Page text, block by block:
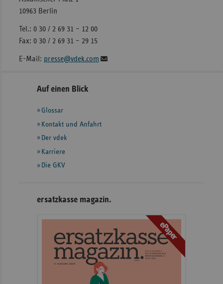
10963 Berlin
Tel.: 0 30 / 2 69 31 – 12 00
Fax: 0 30 / 2 69 31 – 29 15
E-Mail: presse@vdek.com
Seitennavigation
Seitenleiste
weiteren
Informationen
Auf einen Blick
Glossar
Kontakt und Anfahrt
Der vdek
Karriere
Die GKV
ersatzkasse magazin.
ePaper